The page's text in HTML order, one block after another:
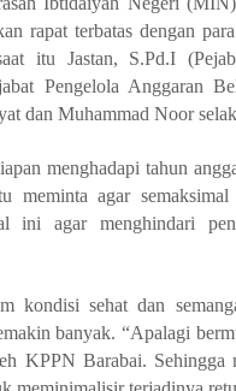
rapat terbatas dengan
itu Jastan, S.Pd.I
Pengelola Anggaran
dan Muhammad Noor
menghadapi tahun
meminta agar
ini agar menghindari
kondisi sehat dan
banyak. “Apalagi
KPPN Barabai.